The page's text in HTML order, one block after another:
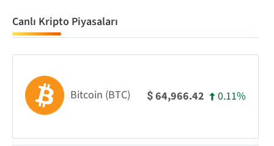
Canlı Kripto Piyasaları
Bitcoin (BTC) $64,966.42 0.11%